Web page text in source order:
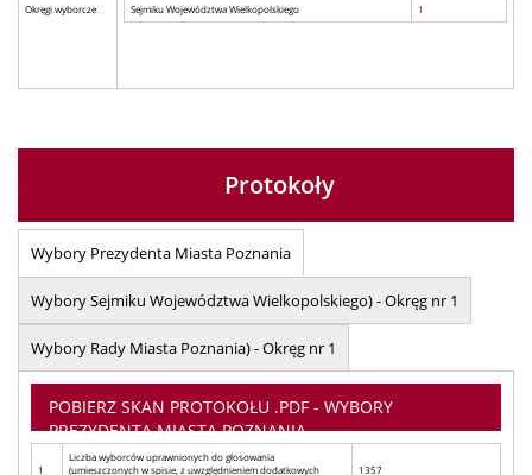
Okręgi wyborcze
Sejmiku Województwa Wielkopolskiego
1
Protokoły
Wybory Prezydenta Miasta Poznania
Wybory Sejmiku Województwa Wielkopolskiego) - Okręg nr 1
Wybory Rady Miasta Poznania) - Okręg nr 1
POBIERZ SKAN PROTOKOŁU .PDF - WYBORY
PREZYDENTA MIASTA POZNANIA
1
Liczba wyborców uprawnionych do głosowania
(umieszczonych w spisie, z uwzględnieniem dodatkowych
1357